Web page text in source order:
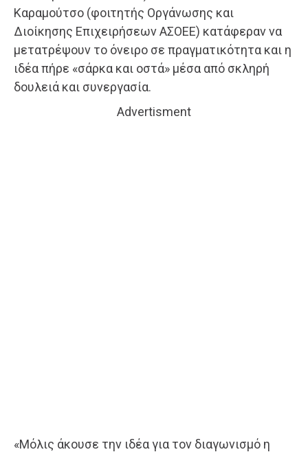
Καραμούτσο (φοιτητής Οργάνωσης και
Διοίκησης Επιχειρήσεων ΑΣΟΕΕ) κατάφεραν να
μετατρέψουν το όνειρο σε πραγματικότητα και η
ιδέα πήρε «σάρκα και οστά» μέσα από σκληρή
δουλειά και συνεργασία.
Advertisment
«Μόλις άκουσε την ιδέα για τον διαγωνισμό η